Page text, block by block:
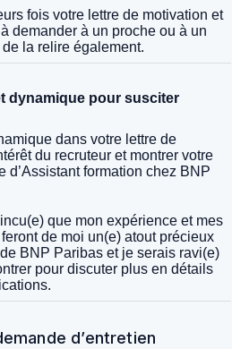
fois votre lettre de motivation et
demander à un proche ou à un
la relire également.
dynamique pour susciter
dans votre lettre de
du recruteur et montrer votre
d’Assistant formation chez BNP
que mon expérience et mes
de moi un(e) atout précieux
BNP Paribas et je serais ravi(e)
pour discuter plus en détails
d’entretien